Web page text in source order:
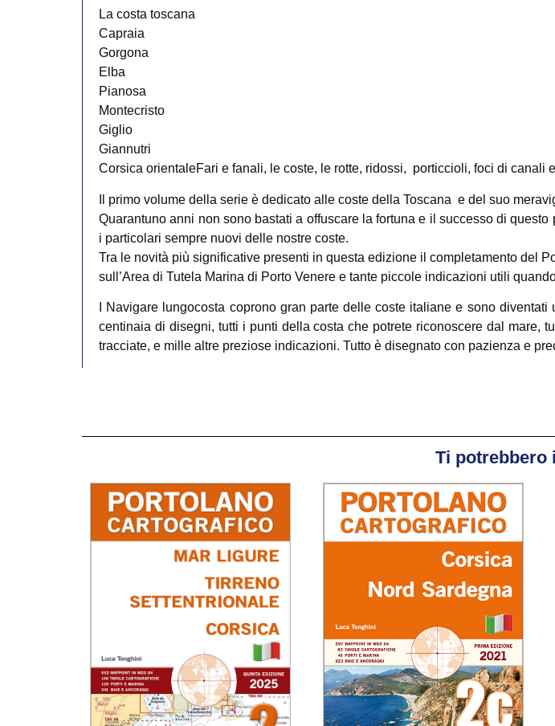
La costa toscana
Capraia
Gorgona
Elba
Pianosa
Montecristo
Giglio
Giannutri
Corsica orientaleFari e fanali, le coste, le rotte, ridossi, porticcioli, foci di canali
Il primo volume della serie è dedicato alle coste della Toscana e del suo
Quarantuno anni non sono bastati a offuscare la fortuna e il successo di
i particolari sempre nuovi delle nostre coste.
Tra le novità più significative presenti in questa edizione il completamento del
sull’Area di Tutela Marina di Porto Venere e tante piccole indicazioni utili
I Navigare lungocosta coprono gran parte delle coste italiane e sono
centinaia di disegni, tutti i punti della costa che potrete riconoscere dal mare,
tracciate, e mille altre preziose indicazioni. Tutto è disegnato con pazienza e
Ti potrebbero